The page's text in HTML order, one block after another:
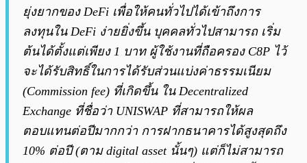
ยุ่งยากของ DeFi เพื่อให้คนทั่วไปได้เข้าถึงการ
ลงทุนใน DeFi ง่ายยิ่งขึ้น บุคคลทั่วไปสามารถ เริ่ม
ต้นได้ตั้งแต่เพียง 1 บาท ผู้ใช้งานที่ถือครอง C8P ไว้
จะได้รับสิทธิ์ในการได้รับส่วนแบ่งค่าธรรมเนียม
(Commission fee) ที่เกิดขึ้น ใน Decentralized
Exchange ที่ชื่อว่า UNISWAP ที่สามารถให้ผล
ตอบแทนต่อปีมากกว่า การฝากธนาคารได้สูงสุดถึง
10% ต่อปี (ตาม digital asset นั้นๆ) แต่ก็ไม่สามารถ